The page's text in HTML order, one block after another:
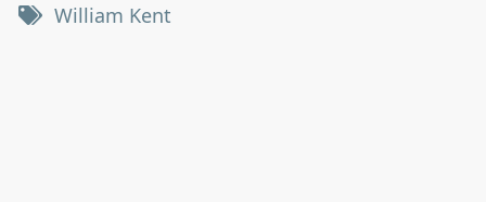
William Kent